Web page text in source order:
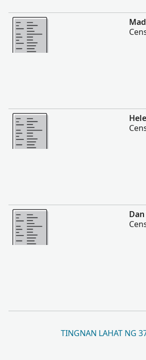
Magpakita ng mas marami
Magpakita ng mas marami
Magpakita ng mas marami
TINGNAN LAHAT NG